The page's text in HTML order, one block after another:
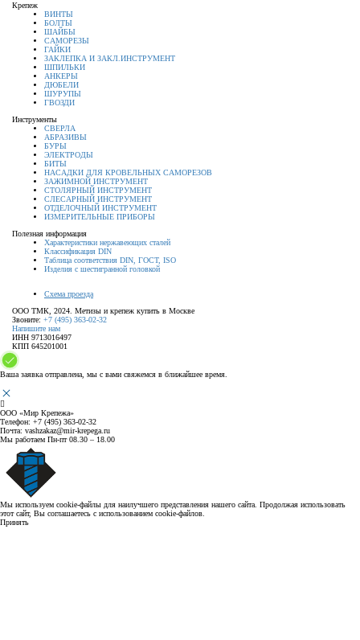
Крепеж
ВИНТЫ
БОЛТЫ
ШАЙБЫ
САМОРЕЗЫ
ГАЙКИ
ЗАКЛЕПКА И ЗАКЛ.ИНСТРУМЕНТ
ШПИЛЬКИ
АНКЕРЫ
ДЮБЕЛИ
ШУРУПЫ
ГВОЗДИ
Инструменты
СВЕРЛА
АБРАЗИВЫ
БУРЫ
ЭЛЕКТРОДЫ
БИТЫ
НАСАДКИ ДЛЯ КРОВЕЛЬНЫХ САМОРЕЗОВ
ЗАЖИМНОЙ ИНСТРУМЕНТ
СТОЛЯРНЫЙ ИНСТРУМЕНТ
СЛЕСАРНЫЙ ИНСТРУМЕНТ
ОТДЕЛОЧНЫЙ ИНСТРУМЕНТ
ИЗМЕРИТЕЛЬНЫЕ ПРИБОРЫ
Полезная информация
Характеристики нержавеющих сталей
Классификация DIN
Таблица соответствия DIN, ГОСТ, ISO
Изделия с шестигранной головкой
Схема проезда
ООО ТМК, 2024. Метизы и крепеж купить в Москве
Звоните: +7 (495) 363-02-32
Напишите нам
ИНН 9713016497
КПП 645201001
Ваша заявка отправлена, мы с вами свяжемся в ближайшее время.
ООО «Мир Крепежа»
Телефон: +7 (495) 363-02-32
Почта: vashzakaz@mir-krepega.ru
Мы работаем Пн-пт 08.30 – 18.00
Мы используем cookie-файлы для наилучшего представления нашего сайта. Продолжая использовать
этот сайт, Вы соглашаетесь с использованием cookie-файлов.
Принять